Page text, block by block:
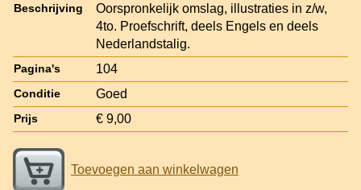
Beschrijving
Oorspronkelijk omslag, illustraties in z/w,
4to. Proefschrift, deels Engels en deels
Nederlandstalig.
Pagina's 104
Conditie Goed
Prijs € 9,00
Toevoegen aan winkelwagen